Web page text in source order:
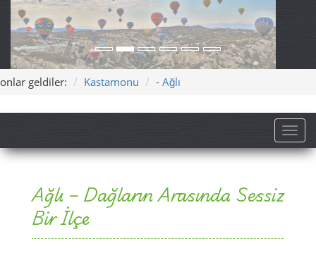
onlar geldiler: Kastamonu - Ağlı
Ağlı – Dağların Arasında Sessiz
Bir İlçe
Ağlı’da Yüksekten
Bakınca